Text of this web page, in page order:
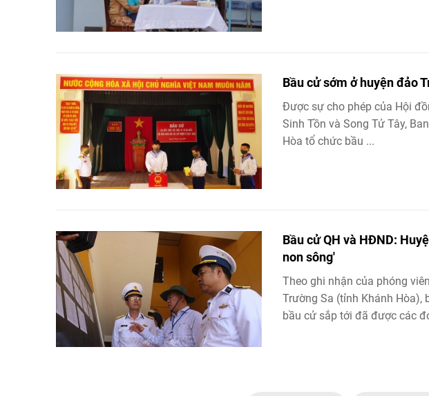
Bầu cử sớm ở huyện đảo
Được sự cho phép của Hội
Sinh Tồn và Song Tử Tây,
Hòa tổ chức bầu ...
Bầu cử QH và HĐND:
non sông'
Theo ghi nhận của phóng
Trường Sa (tỉnh Khánh Hòa),
bầu cử sắp tới đã được các